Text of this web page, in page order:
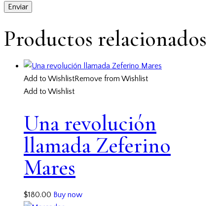
Productos relacionados
Add to WishlistRemove from Wishlist
Add to Wishlist
Una revolución
llamada Zeferino
Mares
$180.00 Buy now